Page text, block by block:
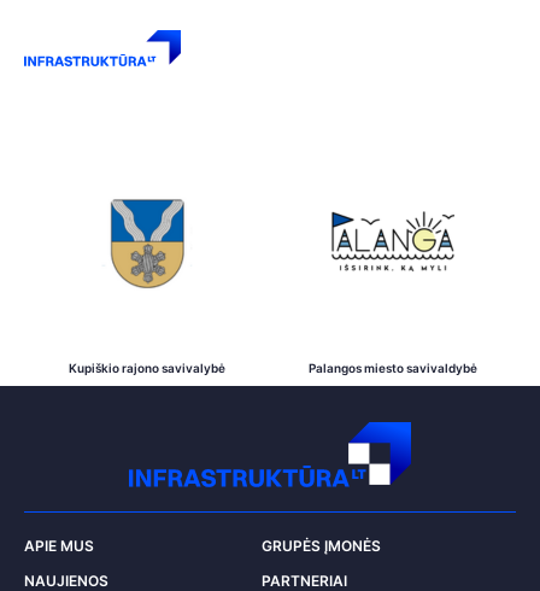
Kupiškio rajono savivalybė Palangos miesto savivaldybė
APIE MUS
GRUPĖS ĮMONĖS
NAUJIENOS
PARTNERIAI